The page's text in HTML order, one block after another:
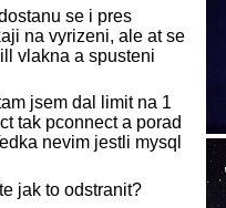
se i pres
na vyrizeni, ale at se
vlakna a spusteni
jsem dal limit na 1
tak pconnect a porad
nevim jestli mysql
jak to odstranit?